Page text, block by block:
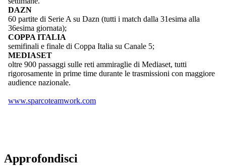
DAZN
60 partite di Serie A su Dazn (tutti i match dalla 31esima alla
36esima giornata);
COPPA ITALIA
semifinali e finale di Coppa Italia su Canale 5;
MEDIASET
oltre 900 passaggi sulle reti ammiraglie di Mediaset, tutti
rigorosamente in prime time durante le trasmissioni con maggiore
audience nazionale.
www.sparcoteamwork.com
Approfondisci